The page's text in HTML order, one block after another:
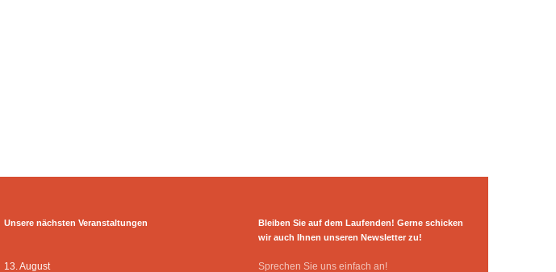
Unsere nächsten Veranstaltungen
13. August
Bleiben Sie auf dem Laufenden! Gerne schicken
wir auch Ihnen unseren Newsletter zu!
Sprechen Sie uns einfach an!